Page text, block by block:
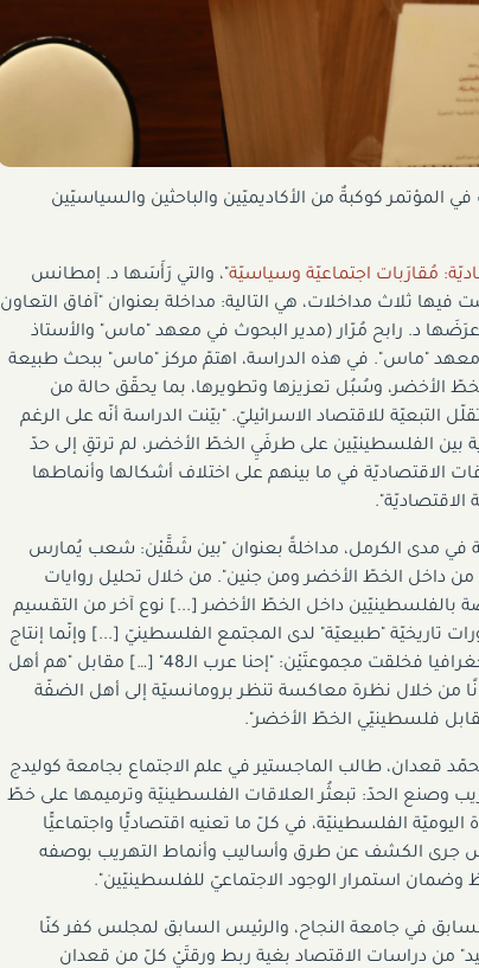
كوكبةٌ من الأكاديميّين والباحثين والسياسيّين
ة: مقارَبات اجتماعية وسياسية "، والتي رَأَسَها د. إمطانس
ثلاث مداخلات، هي التالية: مداخلة بعنوان "آفاق التعاون
د. رابح مُرّار (مدير البحوث في معهد "ماس" والأستاذ
معهد "ماس". في هذه الدراسة، اهتمّ مركز "ماس" ببحث طبيعة
الأخضر، وسُبُل تعزيزها وتطويرها، بما يحقّق حالة من
التبعيّة للاقتصاد الاسرائيليّ. "بيّنت الدراسة أنّه على الرغم
بين الفلسطينيّين على طرفَيِ الخطّ الأخضر، لم ترتقِ إلى حدّ
الاقتصاديّة في ما بينهم على اختلاف أشكالها وأنماطها
الاقتصاديّة".
في مدى الكرمل، مداخلةً بعنوان "بين شَقَّيْن: شعب يُمارس
من داخل الخطّ الأخضر ومن جنين". من خلال تحليل روايات
بالفلسطينيّين داخل الخطّ الأخضر [...] نوع آخر من التقسيم
تاريخيّة "طبيعيّة" لدى المجتمع الفلسطينيّ [...] وإنّما إنتاج
بُنْية استعماريّة كسرت المسار التاريخيّ وقطعت الجغرافيا فخلقت مجموعتَيْن: "إحنا عرب الـ48" […] مقابل "هم أهل
من خلال نظرة معاكسة تنظر برومانسيّة إلى أهل الضفّة
فلسطينيّي الخطّ الأخضر".
قعدان، طالب الماجستير في علم الاجتماع بجامعة كوليدج
وصنع الحدّ: تبعثُر العلاقات الفلسطينيّة وترميمها على خطّ
الفلسطينيّة، في كلّ ما تعنيه اقتصاديًّا واجتماعيًّا
جرى الكشف عن طرق وأساليب وأنماط التهريب بوصفه
وضمان استمرار الوجود الاجتماعيّ للفلسطينيّين".
في جامعة النجاح، والرئيس السابق لمجلس كفر كنّا
من دراسات الاقتصاد بغية ربط ورقتَيْ كلّ من قعدان